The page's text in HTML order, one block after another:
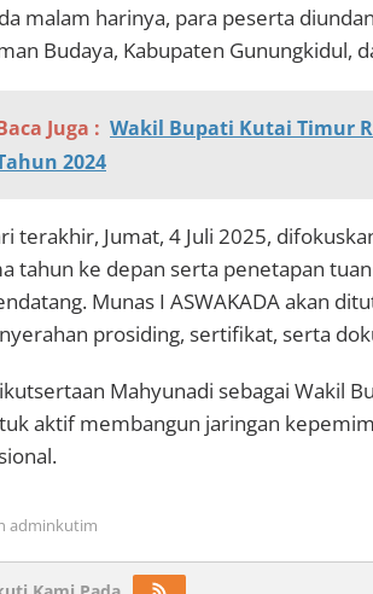
malam harinya, para peserta
Budaya, Kabupaten Gunungkidul,
Juga : Wakil Bupati Kutai Timur
2024
terakhir, Jumat, 4 Juli 2025,
tahun ke depan serta penetapan
Munas I ASWAKADA akan
prosiding, sertifikat, serta
Mahyunadi sebagai Wakil
aktif membangun jaringan
adminkutim